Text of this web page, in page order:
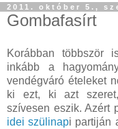
2011. október 5.,
Gombafasírt
Korábban többször
inkább a
vendégváró ételeket
ki ezt, ki azt
szívesen eszik. Azért
idei szülinapi partiján